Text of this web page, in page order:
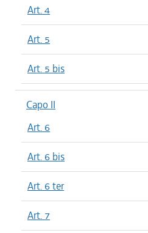
Art. 4
Art. 5
Art. 5 bis
Capo II
Art. 6
Art. 6 bis
Art. 6 ter
Art. 7